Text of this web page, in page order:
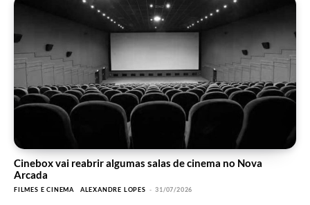
Cinebox vai reabrir algumas salas de cinema no Nova
Arcada
FILMES E CINEMA ALEXANDRE LOPES - 31/07/2026